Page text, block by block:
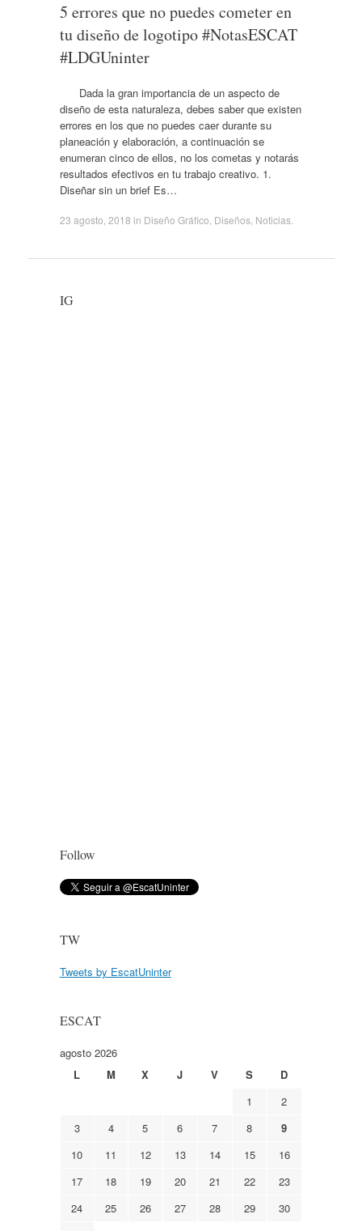
5 errores que no puedes cometer en
tu diseño de logotipo #NotasESCAT
#LDGUninter
Dada la gran importancia de un aspecto de
diseño de esta naturaleza, debes saber que existen
errores en los que no puedes caer durante su
planeación y elaboración, a continuación se
enumeran cinco de ellos, no los cometas y notarás
resultados efectivos en tu trabajo creativo. 1.
Diseñar sin un brief Es…
23 agosto, 2018 in Diseño Gráfico Diseños, Noticias.
IG
Follow
TW
Tweets by EscatUninter
ESCAT
agosto 2026
L
M X J V S
D
1
2
3
4 5 6 7 8
9
10
11 12 13 14 15
16
17
18 19 20 21 22
23
24
25 26 27 28 29
30